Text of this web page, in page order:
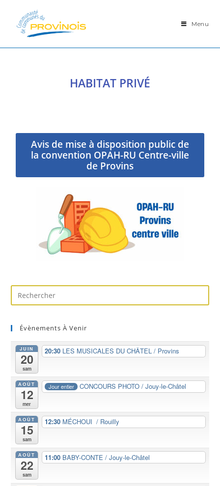
Menu
HABITAT PRIVÉ
Avis de mise à disposition public de
la convention OPAH-RU Centre-ville
de Provins
Évènements À Venir
JUIN
20
sam
20:30 LES MUSICALES DU CHÂTEL / Provins
AOÛT
12
mer
Jour entier CONCOURS PHOTO / Jouy-le-Châtel
AOÛT
15
sam
12:30 MÉCHOUI / Rouilly
AOÛT
22
sam
11:00 BABY-CONTE / Jouy-le-Châtel